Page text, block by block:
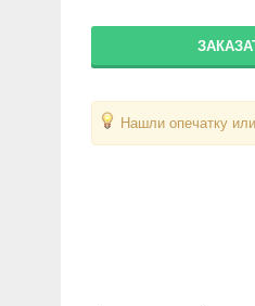
Нашли опечатку